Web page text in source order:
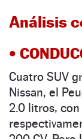
Análisis
•
Cuatro SUV
Nissan, el
2.0 litros, con